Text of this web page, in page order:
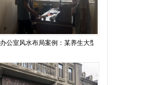
办公室风水布局案例：某养生大型